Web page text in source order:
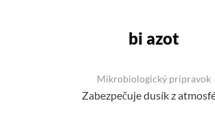
bi azot
Mikrobiologický prípravok
Zabezpečuje dusík z